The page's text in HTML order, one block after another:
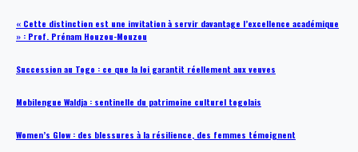
« Cette distinction est une invitation à servir davantage l’excellence académique
» : Prof. Prénam Houzou-Mouzou
Succession au Togo : ce que la loi garantit réellement aux veuves
Mobilengue Waldja : sentinelle du patrimoine culturel togolais
Women’s Glow : des blessures à la résilience, des femmes témoignent